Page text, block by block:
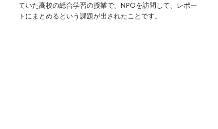
ていた高校の総合学習の授業で、NPOを訪問して、レポー
トにまとめるという課題が出されたことです。